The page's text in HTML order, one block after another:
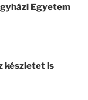
Egyetem
készletet is